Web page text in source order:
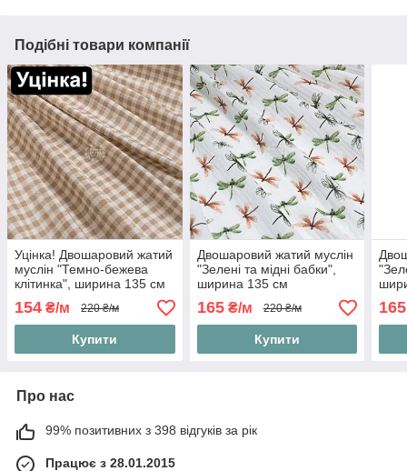
Подібні товари компанії
Уцінка! Двошаровий жатий
муслін "Темно-бежева
клітинка", ширина 135 см
154 ₴/м 220 ₴/м
Купити
Двошаровий жатий муслін
"Зелені та мідні бабки",
ширина 135 см
165₴/м 220 ₴/м
Купити
165
Про нас
99% позитивних з 398 відгуків за рік
Працює з 28.01.2015